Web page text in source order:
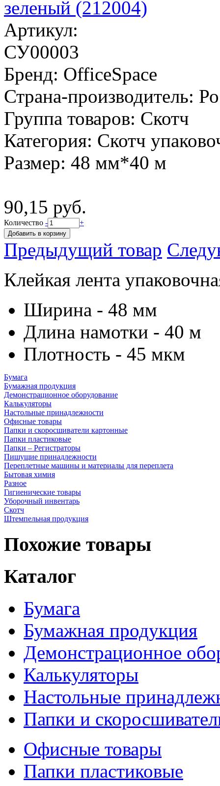
Артикул:
СУ00003
Бренд: OfficeSpace
Страна-производитель:
Группа товаров: Скотч
Категория: Скотч
Размер: 48 мм*40 м
90,15 руб.
Количество - +
Предыдущий товар
Клейкая лента
Ширина - 48 мм
Длина намотки - 40 м
Плотность - 45 мкм
Бумага
Бумажная продукция
Демонстрационное оборудование
Калькуляторы
Настольные принадлежности
Офисные товары
Папки и скоросшиватели картонные
Папки пластиковые
Папки – Регистраторы
Пишущие принадлежности
Переплетные машины и материалы для переплета
Бытовая химия
Разное
Гигиенические товары
Уборочный инвентарь
Скотч
Штемпельная продукция
Похожие товары
Каталог
Бумага
Бумажная продукция
Демонстрационное
Калькуляторы
Настольные
Папки и
Офисные товары
Папки пластиковые